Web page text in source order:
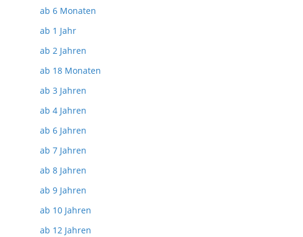
ab 6 Monaten
ab 1 Jahr
ab 2 Jahren
ab 18 Monaten
ab 3 Jahren
ab 4 Jahren
ab 6 Jahren
ab 7 Jahren
ab 8 Jahren
ab 9 Jahren
ab 10 Jahren
ab 12 Jahren